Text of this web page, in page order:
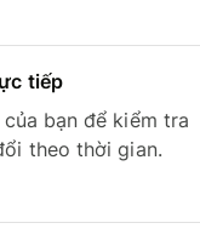
tiếp
bạn để kiểm tra
theo thời gian.